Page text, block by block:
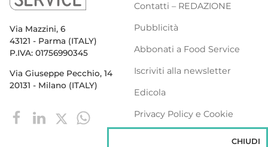
Via Mazzini, 6
43121 - Parma (ITALY)
P.IVA: 01756990345
Via Giuseppe Pecchio, 14
20131 - Milano (ITALY)
Contatti – REDAZIONE
Pubblicità
Abbonati a Food Service
Iscriviti alla newsletter
Edicola
Privacy Policy e Cookie
CHIUDI